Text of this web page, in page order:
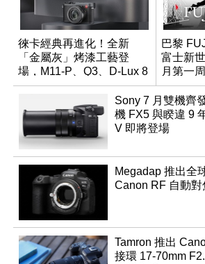
徠卡經典再進化！全新
「金屬灰」烤漆工藝登
場，M11-P、Q3、D-Lux 8
領銜換裝
巴黎
富士新
月第一
Sony 7 月雙機齊
機 FX5 與睽違 9
V 即將登場
Megadap 推出全
Canon RF 自動
Tamron 推出
接環 17-70mm